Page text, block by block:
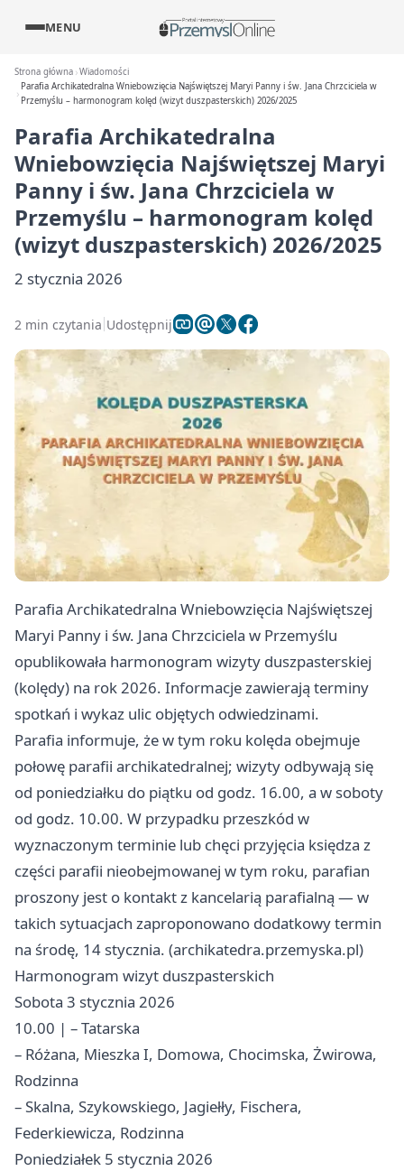
MENU
Strona główna Wiadomości
Parafia Archikatedralna Wniebowzięcia Najświętszej Maryi Panny i św. Jana Chrzciciela w
Przemyślu – harmonogram kolęd (wizyt duszpasterskich) 2026/2025
Parafia Archikatedralna
Wniebowzięcia Najświętszej Maryi
Panny i św. Jana Chrzciciela w
Przemyślu – harmonogram kolęd
(wizyt duszpasterskich) 2026/2025
2 stycznia 2026
2 min czytania Udostępnij
Parafia Archikatedralna Wniebowzięcia Najświętszej
Maryi Panny i św. Jana Chrzciciela w Przemyślu
opublikowała harmonogram wizyty duszpasterskiej
(kolędy) na rok 2026. Informacje zawierają terminy
spotkań i wykaz ulic objętych odwiedzinami.
Parafia informuje, że w tym roku kolęda obejmuje
połowę parafii archikatedralnej; wizyty odbywają się
od poniedziałku do piątku od godz. 16.00, a w soboty
od godz. 10.00. W przypadku przeszkód w
wyznaczonym terminie lub chęci przyjęcia księdza z
części parafii nieobejmowanej w tym roku, parafian
proszony jest o kontakt z kancelarią parafialną — w
takich sytuacjach zaproponowano dodatkowy termin
na środę, 14 stycznia. (archikatedra.przemyska.pl)
Harmonogram wizyt duszpasterskich
Sobota 3 stycznia 2026
10.00 | – Tatarska
– Różana, Mieszka I, Domowa, Chocimska, Żwirowa,
Rodzinna
– Skalna, Szykowskiego, Jagiełły, Fischera,
Federkiewicza, Rodzinna
Poniedziałek 5 stycznia 2026